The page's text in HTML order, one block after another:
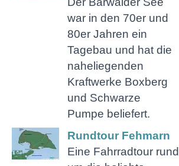
war in den 70er und
80er Jahren ein
Tagebau und hat die
naheliegenden
Kraftwerke Boxberg
und Schwarze
Pumpe beliefert.
Rundtour Fehmarn
Eine Fahrradtour rund